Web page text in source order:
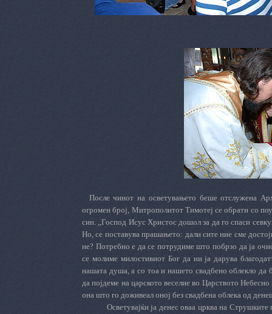
После чинот на осветувањето беше отслужена
огромен број, Митрополитот Тимотеј се обрати со
син. „Господ Исус Христос дошол за да го спаси
Но, се поставува прашањето: дали сите ние сме
не? Потребно е да се потрудиме што побрзо да ја
се молиме милостивиот Бог да ни ја дарува
нашата душа, а со тоа и нашето свадбено облекло да
да појдеме на царското веселие во Царството
она што го доживеал оној без свадбена облека од
Осветувајќи ја денес оваа црква на